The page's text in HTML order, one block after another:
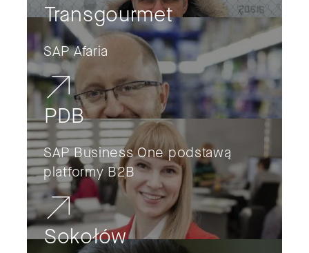
Transgourmet
SAP Afaria
PDB
SAP Business One podstawą
platformy B2B
Sokołów